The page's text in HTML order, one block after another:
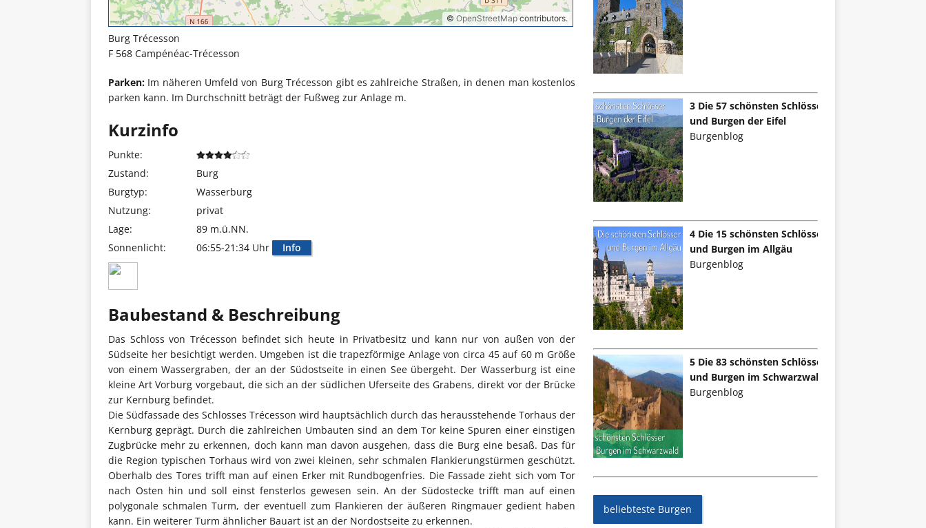
Burg Trécesson
F 568 Campénéac-Trécesson
Parken: Im näheren Umfeld von Burg Trécesson gibt es zahlreiche Straßen, in denen man kostenlos
parken kann. Im Durchschnitt beträgt der Fußweg zur Anlage m.
Kurzinfo
Punkte:
Zustand:
Burg
Burgtyp:
Wasserburg
Nutzung:
privat
Lage:
89 m.ü.NN.
Sonnenlicht:
06:55-21:34 Uhr Info
Baubestand & Beschreibung
Das Schloss von Trécesson befindet sich heute in Privatbesitz und kann nur von außen von der
Südseite her besichtigt werden. Umgeben ist die trapezförmige Anlage von circa 45 auf 60 m Größe
von einem Wassergraben, der an der Südostseite in einen See übergeht. Der Wasserburg ist eine
kleine Art Vorburg vorgebaut, die sich an der südlichen Uferseite des Grabens, direkt vor der Brücke
zur Kernburg befindet.
Die Südfassade des Schlosses Trécesson wird hauptsächlich durch das herausstehende Torhaus der
Kernburg geprägt. Durch die zahlreichen Umbauten sind an dem Tor keine Spuren einer einstigen
Zugbrücke mehr zu erkennen, doch kann man davon ausgehen, dass die Burg eine besaß. Das für
die Region typischen Torhaus wird von zwei kleinen, sehr schmalen Flankierungstürmen geschützt.
Oberhalb des Tores trifft man auf einen Erker mit Rundbogenfries. Die Fassade zieht sich vom Tor
nach Osten hin und soll einst fensterlos gewesen sein. An der Südostecke trifft man auf einen
polygonale schmalen Turm, der eventuell zum Flankieren der äußeren Ringmauer gedient haben
kann. Ein weiterer Turm ähnlicher Bauart ist an der Nordostseite zu erkennen.
3 Die 57 schönsten Schlösser
und Burgen der Eifel
Burgenblog
4 Die 15 schönsten Schlösser
und Burgen im Allgäu
Burgenblog
5 Die 83 schönsten Schlösser
und Burgen im Schwarzwald
Burgenblog
beliebteste Burgen